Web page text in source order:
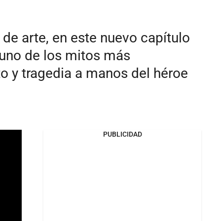
arte, en este nuevo capítulo
de los mitos más
y tragedia a manos del héroe
PUBLICIDAD